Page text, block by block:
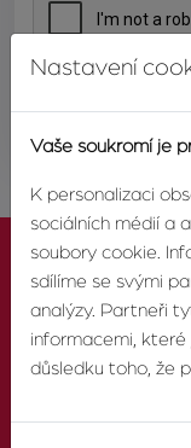
KONTAKTUJTE
Nastavení
Vaše soukromí je
K personalizaci
sociálních médií a
soubory cookie.
sdílíme se svými
analýzy. Partneři
informacemi,
důsledku toho, že